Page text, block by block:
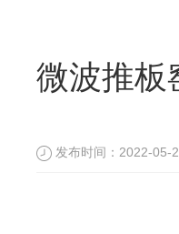
微波推板
发布时间：2022-05-